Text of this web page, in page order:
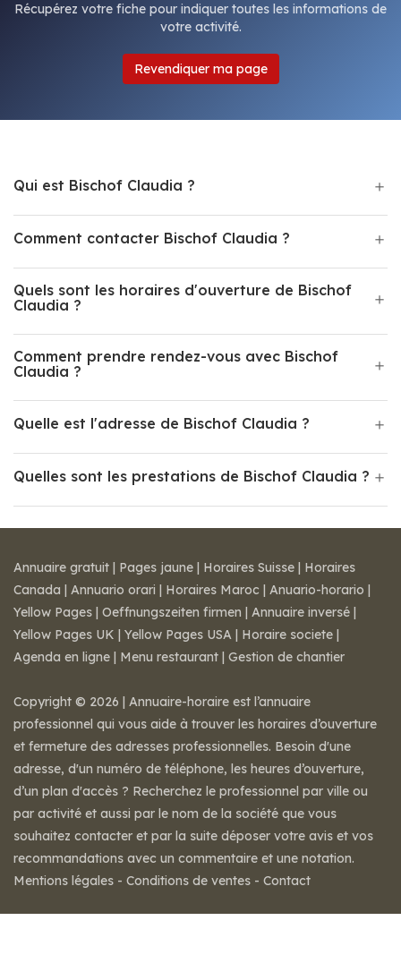
Récupérez votre fiche pour indiquer toutes les informations de
votre activité.
Revendiquer ma page
Qui est Bischof Claudia ?
Comment contacter Bischof Claudia ?
Quels sont les horaires d'ouverture de Bischof
Claudia ?
Comment prendre rendez-vous avec Bischof
Claudia ?
Quelle est l'adresse de Bischof Claudia ?
Quelles sont les prestations de Bischof Claudia ?
Annuaire gratuit | Pages jaune | Horaires Suisse | Horaires
Canada | Annuario orari | Horaires Maroc | Anuario-horario |
Yellow Pages | Oeffnungszeiten firmen | Annuaire inversé |
Yellow Pages UK | Yellow Pages USA | Horaire societe |
Agenda en ligne | Menu restaurant | Gestion de chantier
Copyright © 2026 | Annuaire-horaire est l’annuaire
professionnel qui vous aide à trouver les horaires d’ouverture
et fermeture des adresses professionnelles. Besoin d'une
adresse, d'un numéro de téléphone, les heures d’ouverture,
d’un plan d'accès ? Recherchez le professionnel par ville ou
par activité et aussi par le nom de la société que vous
souhaitez contacter et par la suite déposer votre avis et vos
recommandations avec un commentaire et une notation.
Mentions légales - Conditions de ventes - Contact